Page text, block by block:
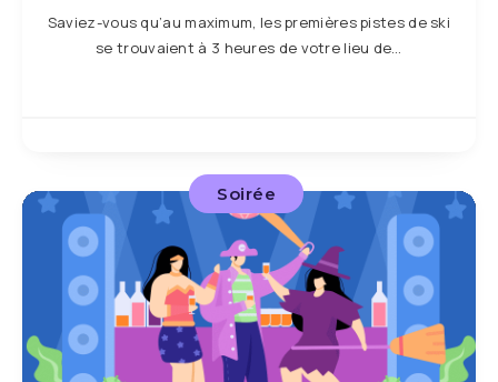
Saviez-vous qu’au maximum, les premières pistes de ski
se trouvaient à 3 heures de votre lieu de…
Soirée